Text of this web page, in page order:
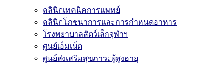
คลินิกเทคนิคการแพทย์
คลินิกโภชนาการและการกำหนดอาหาร
โรงพยาบาลสัตว์เล็กจุฬาฯ
ศูนย์เอ็มเน็ต
ศูนย์ส่งเสริมสุขภาวะผู้สูงอายุ